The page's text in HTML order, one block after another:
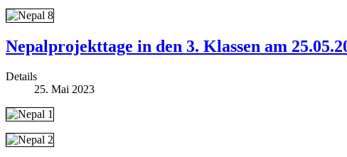
Nepalprojekttage in den 3. Klassen am
Details
25. Mai 2023